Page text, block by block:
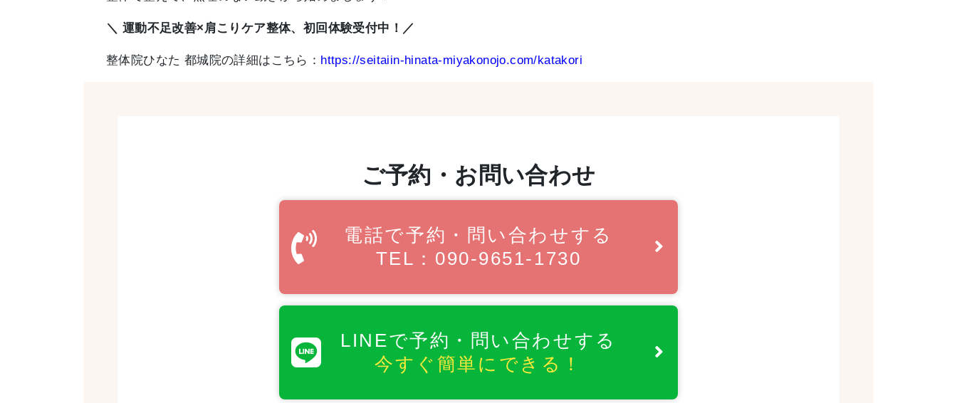
＼ 運動不足改善×肩こりケア整体、初回体験受付中！／
整体院ひなた 都城院の詳細はこちら： https://seitaiin-hinata-miyakonojo.com/katakori
ご予約・お問い合わせ
電話で予約・問い合わせする
TEL：090-9651-1730
LINEで予約・問い合わせする
今すぐ簡単にできる！